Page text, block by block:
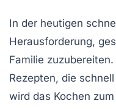
In der heutigen
Herausforderung,
Familie
Rezepten, die
wird das Kochen